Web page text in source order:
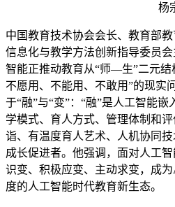
杨
中国教育技术协会会长、教育部
信息化与教学方法创新指导委员
智能正推动教育从“师—生”二元
不愿用、不能用、不敢用”的现实
于“融”与“变”：“融”是人工智能
学模式、育人方式、管理体制和
诣、有温度育人艺术、人机协同
成长促进者。他强调，面对人工
识变、积极应变、主动求变，成
度的人工智能时代教育新生态。